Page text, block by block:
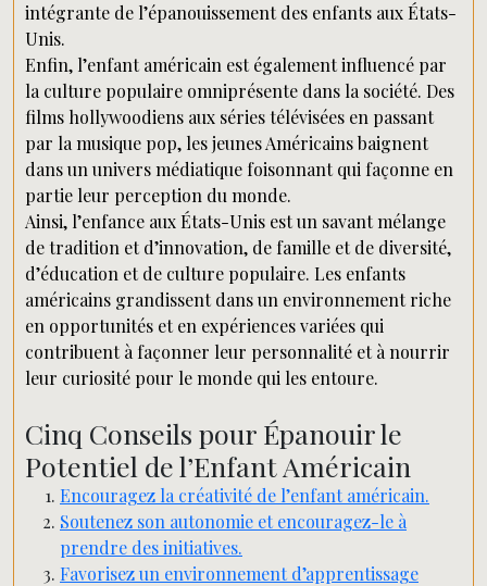
intégrante de l’épanouissement des enfants aux États-
Unis.
Enfin, l’enfant américain est également influencé par
la culture populaire omniprésente dans la société. Des
films hollywoodiens aux séries télévisées en passant
par la musique pop, les jeunes Américains baignent
dans un univers médiatique foisonnant qui façonne en
partie leur perception du monde.
Ainsi, l’enfance aux États-Unis est un savant mélange
de tradition et d’innovation, de famille et de diversité,
d’éducation et de culture populaire. Les enfants
américains grandissent dans un environnement riche
en opportunités et en expériences variées qui
contribuent à façonner leur personnalité et à nourrir
leur curiosité pour le monde qui les entoure.
Cinq Conseils pour Épanouir le
Potentiel de l’Enfant Américain
Encouragez la créativité de l’enfant américain.
Soutenez son autonomie et encouragez-le à
prendre des initiatives.
Favorisez un environnement d’apprentissage